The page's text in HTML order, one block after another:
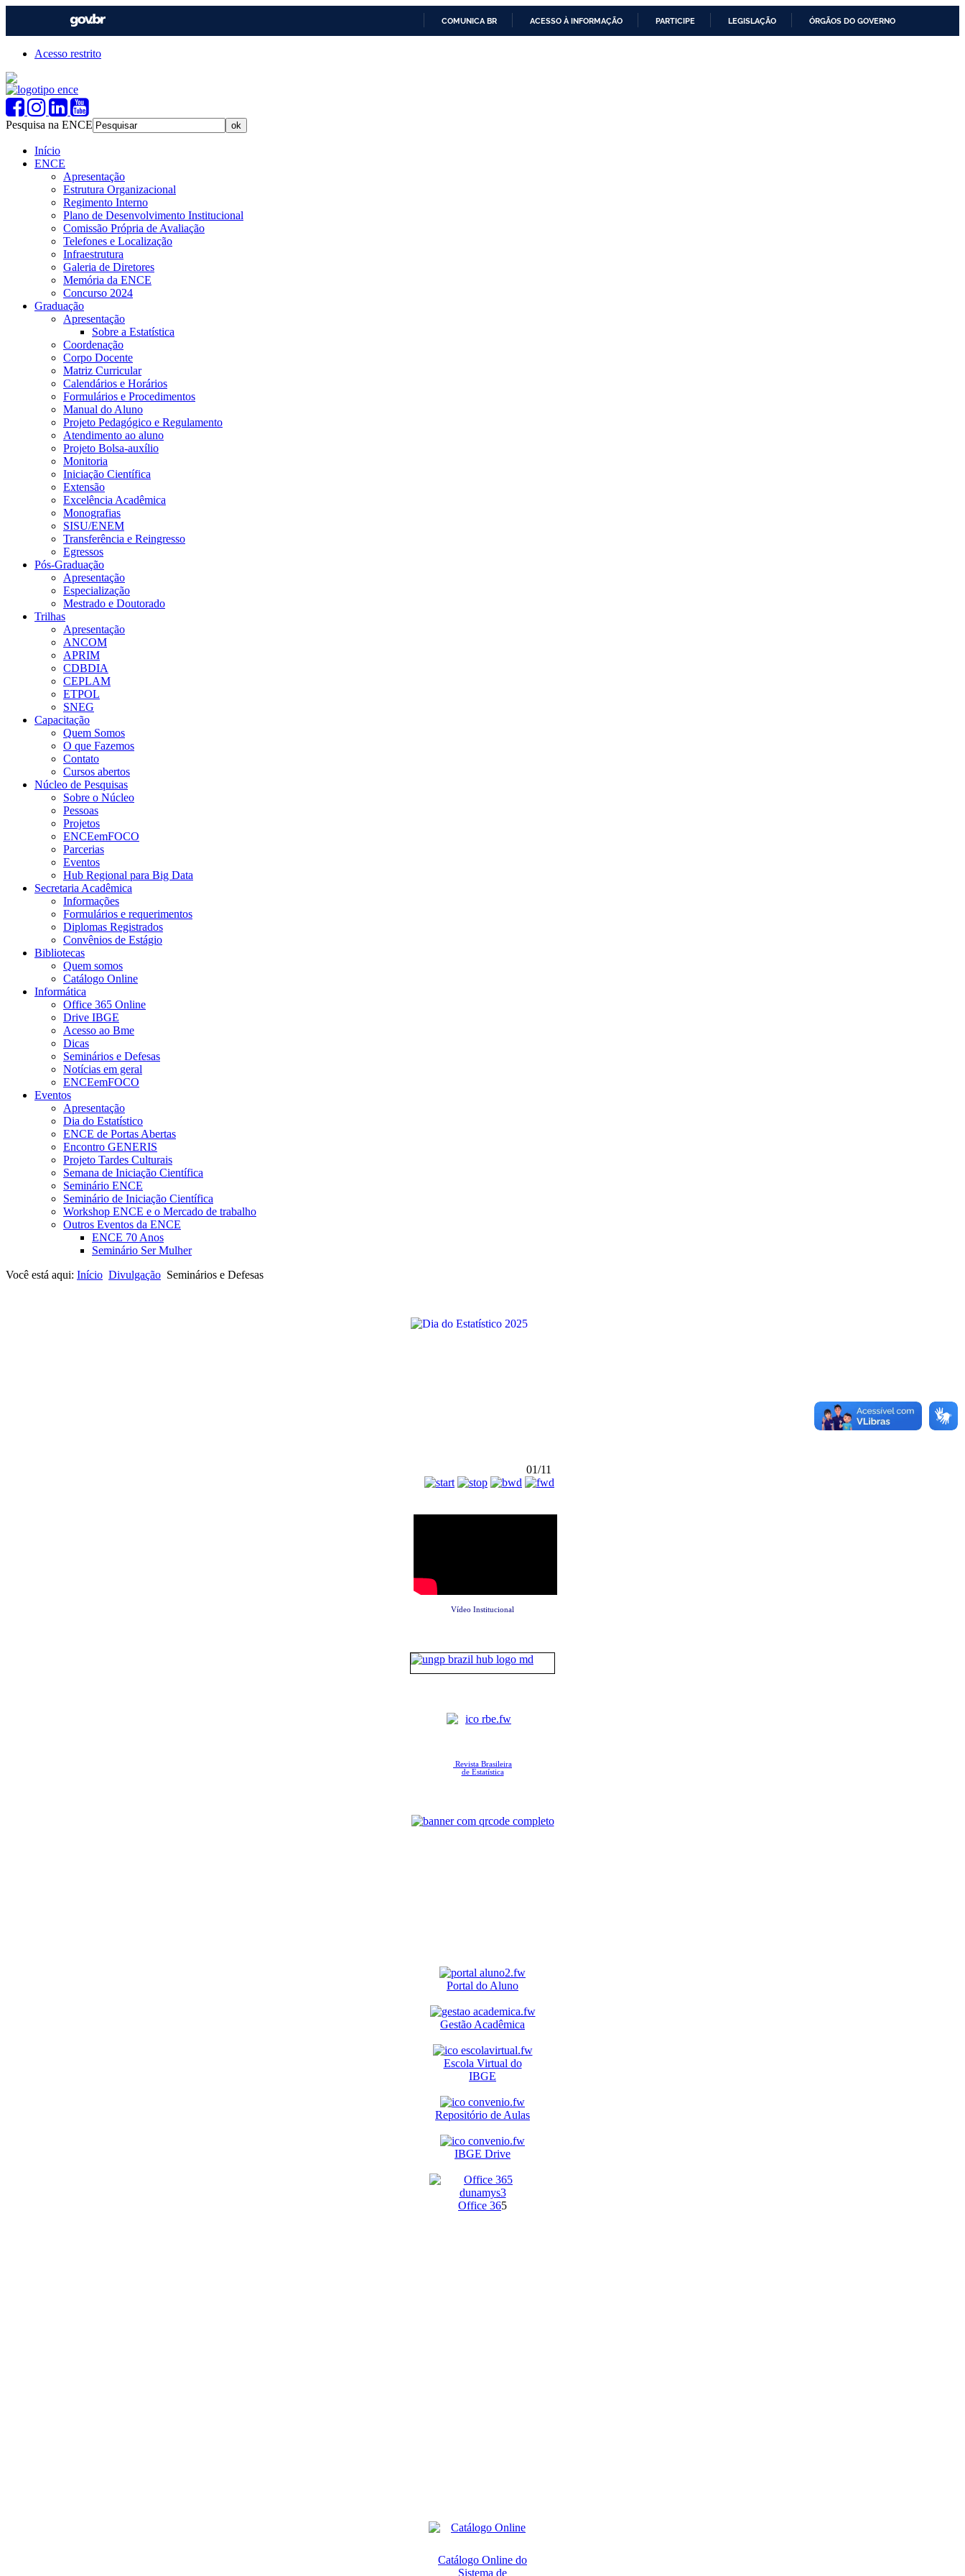
COMUNICA BR ACESSO À INFORMAÇÃO PARTICIPE LEGISLAÇÃO ÓRGÃOS DO GOVERNO
Acesso restrito
Pesquisa na ENCE
Início
ENCE
Apresentação
Estrutura Organizacional
Regimento Interno
Plano de Desenvolvimento Institucional
Comissão Própria de Avaliação
Telefones e Localização
Infraestrutura
Galeria de Diretores
Memória da ENCE
Concurso 2024
Graduação
Apresentação
Sobre a Estatística
Coordenação
Corpo Docente
Matriz Curricular
Calendários e Horários
Formulários e Procedimentos
Manual do Aluno
Projeto Pedagógico e Regulamento
Atendimento ao aluno
Projeto Bolsa-auxílio
Monitoria
Iniciação Científica
Extensão
Excelência Acadêmica
Monografias
SISU/ENEM
Transferência e Reingresso
Egressos
Pós-Graduação
Apresentação
Especialização
Mestrado e Doutorado
Trilhas
Apresentação
ANCOM
APRIM
CDBDIA
CEPLAM
ETPOL
SNEG
Capacitação
Quem Somos
O que Fazemos
Contato
Cursos abertos
Núcleo de Pesquisas
Sobre o Núcleo
Pessoas
Projetos
ENCEemFOCO
Parcerias
Eventos
Hub Regional para Big Data
Secretaria Acadêmica
Informações
Formulários e requerimentos
Diplomas Registrados
Convênios de Estágio
Bibliotecas
Quem somos
Catálogo Online
Informática
Office 365 Online
Drive IBGE
Acesso ao Bme
Dicas
Seminários e Defesas
Notícias em geral
ENCEemFOCO
Eventos
Apresentação
Dia do Estatístico
ENCE de Portas Abertas
Encontro GENERIS
Projeto Tardes Culturais
Semana de Iniciação Científica
Seminário ENCE
Seminário de Iniciação Científica
Workshop ENCE e o Mercado de trabalho
Outros Eventos da ENCE
ENCE 70 Anos
Seminário Ser Mulher
Você está aqui: Início Divulgação Seminários e Defesas
01/11
Vídeo Institucional
Revista Brasileira
de Estatística
Portal do Aluno
Gestão Acadêmica
Escola Virtual do
IBGE
Repositório de Aulas
IBGE Drive
Office 365
Catálogo Online do
Sistema de